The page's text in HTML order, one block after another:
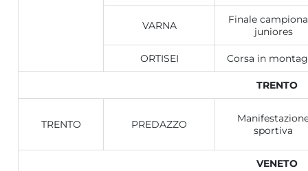
VARNA
Finale
juniores
ORTISEI Corsa in
TRENTO
TRENTO PREDAZZO
sportiva
VENETO